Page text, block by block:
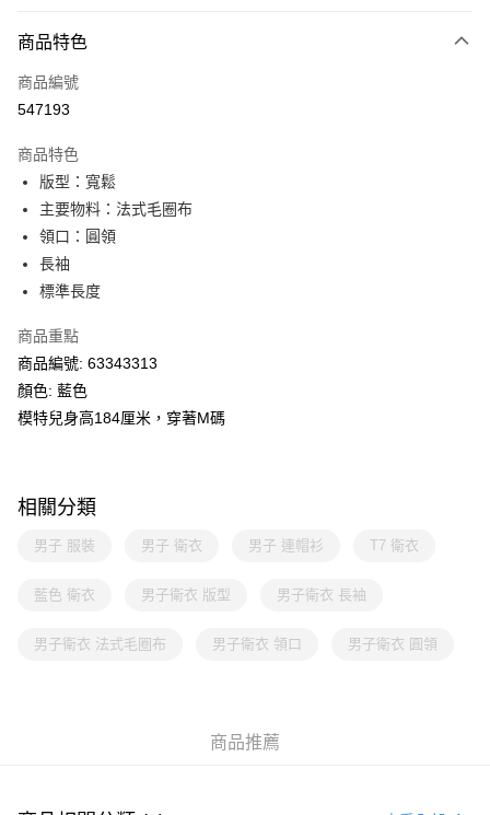
信用卡
線上付款
Alipay, PayMe, WeChat Pay, UnionPay, FPS
送貨方式
單筆訂單淨值滿$399可享免運費優惠
每筆HK$30.00，滿HK$399.00或以上免運費
滿$599可享澳門免運費優惠
商品特色
商品編號
547193
商品特色
版型：寬鬆
主要物料：法式毛圈布
領口：圓領
長袖
標準長度
商品重點
商品編號: 63343313
顏色: 藍色
模特兒身高184厘米，穿著M碼
相關分類
男子 服裝 男子 衛衣 男子 連帽衫 T7 衛衣
藍色 衛衣 男子衛衣 版型 男子衛衣 長袖
男子衛衣 法式毛圈布 男子衛衣 領口 男子衛衣 圓領
商品推薦